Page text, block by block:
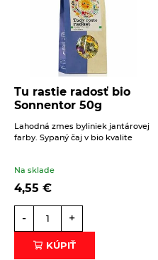
Tu rastie radosť bio
Sonnentor 50g
Lahodná zmes byliniek jantárovej
farby. Sypaný čaj v bio kvalite
Na sklade
4,55 €
- +
KÚPIŤ